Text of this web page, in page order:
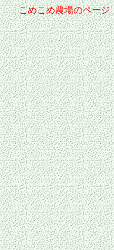
こめこめ農場のページ